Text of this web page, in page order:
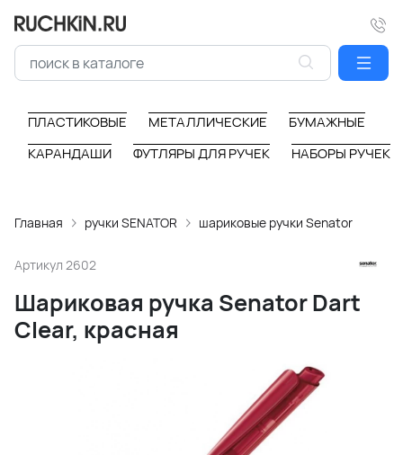
ПЛАСТИКОВЫЕ МЕТАЛЛИЧЕСКИЕ
БУМАЖНЫЕ
КАРАНДАШИ
ФУТЛЯРЫ ДЛЯ РУЧЕК НАБОРЫ РУЧЕК
Главная ручки SENATOR шариковые ручки Senator
Артикул 2602
Шариковая ручка Senator Dart
Clear, красная